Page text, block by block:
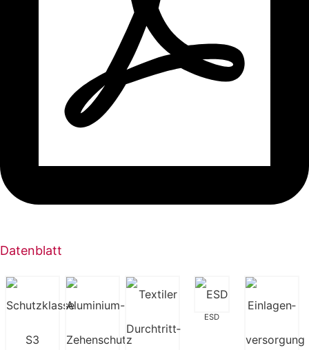
Datenblatt
ESD